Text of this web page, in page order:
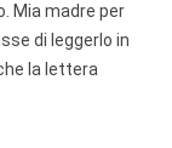
Mia madre per
di leggerlo in
la lettera